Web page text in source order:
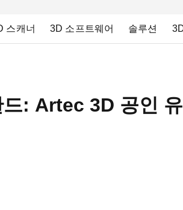
스캐너 3D 소프트웨어 솔루션
드: Artec 3D 공인